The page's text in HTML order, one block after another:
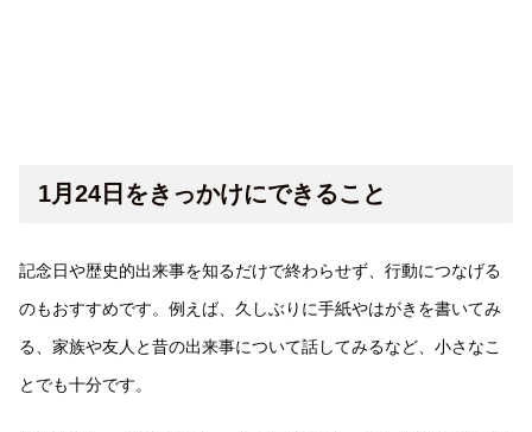
1月24日をきっかけにできること
記念日や歴史的出来事を知るだけで終わらせず、行動につなげる
のもおすすめです。例えば、久しぶりに手紙やはがきを書いてみ
る、家族や友人と昔の出来事について話してみるなど、小さなこ
とでも十分です。